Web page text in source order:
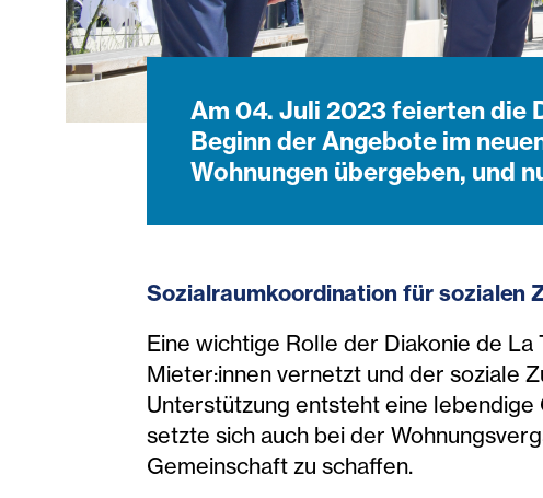
Am 04. Juli 2023 feierten die
Beginn der Angebote im
Wohnungen übergeben, und
Sozialraumkoordination für sozialen
Eine wichtige Rolle der Diakonie de
Mieter:innen vernetzt und der soziale
Unterstützung entsteht eine lebendige
setzte sich auch bei der
Gemeinschaft zu schaffen.